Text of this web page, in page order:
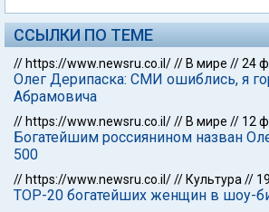
ССЫЛКИ ПО ТЕМЕ
// https://www.newsru.co.il/// В мире //24
Олег Дерипаска: СМИ ошиблись, я
Абрамовича
// https://www.newsru.co.il/// В мире // 12
Богатейшим россиянином назван
500
// https://www.newsru.co.il/// Культура //
TOP-20 богатейших женщин в шоу-